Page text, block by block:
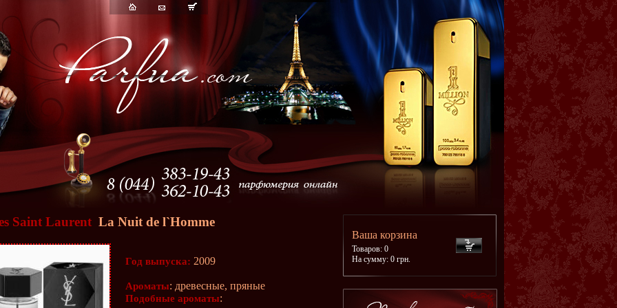
Saint Laurent La Nuit de l`Homme
Год выпуска: 2009
Ароматы: древесные, пряные
Подобные ароматы:
Ваша корзина
Товаров: 0
На сумму: 0 грн.